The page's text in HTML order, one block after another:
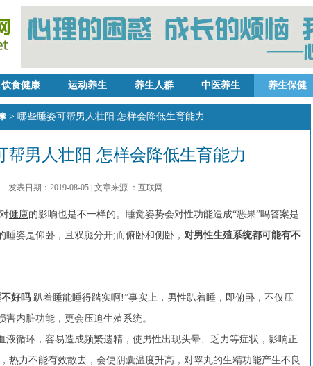
饮食健康 运动养生 养生人群 中医养生 养生保健
> 哪些睡姿可帮男人壮阳 怎样会降低生育能力
帮男人壮阳 怎样会降低生育能力
发表日期：2019-08-05 文章来源 ：互联网
对健康的影响也是不一样的。睡觉姿势会对性功能造成“恶果”吗答案是
睡姿是仰卧，且双腿分开;而俯卧和侧卧， 对男性生殖系统都可能有不
好吗 趴着睡能睡得踏实啊!”事实上，男性趴着睡，即俯卧，不仅压
内脏功能，更会压迫生殖系统。
循环，容易造成频繁遗精，使男性出现头晕、乏力等症状，影响正
热力不能有效散去，会使阴囊温度升高，对睾丸的生精功能产生不良